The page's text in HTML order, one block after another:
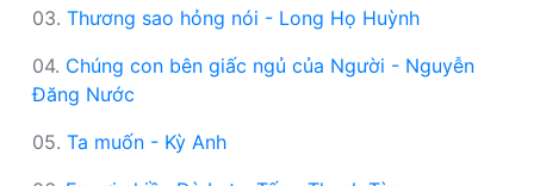
03. Thương sao hỏng nói - Long Họ Huỳnh
04. Chúng con bên giấc ngủ của Người - Nguyễn
Đăng Nước
05. Ta muốn - Kỳ Anh